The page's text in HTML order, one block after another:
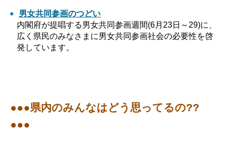
男女共同参画のつどい
内閣府が提唱する男女共同参画週間(6月23日～29)に、
広く県民のみなさまに男女共同参画社会の必要性を啓
発しています。
●●●県内のみんなはどう思ってるの??
●●●